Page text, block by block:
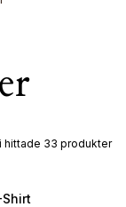
hittade 33 produkter